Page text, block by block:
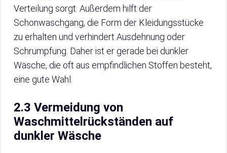
Verteilung sorgt. Außerdem hilft der
Schonwaschgang, die Form der Kleidungsstücke
zu erhalten und verhindert Ausdehnung oder
Schrumpfung. Daher ist er gerade bei dunkler
Wäsche, die oft aus empfindlichen Stoffen besteht,
eine gute Wahl.
2.3 Vermeidung von
Waschmittelrückständen auf
dunkler Wäsche